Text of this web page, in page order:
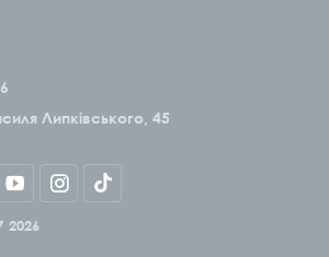
Липківського, 45
2026